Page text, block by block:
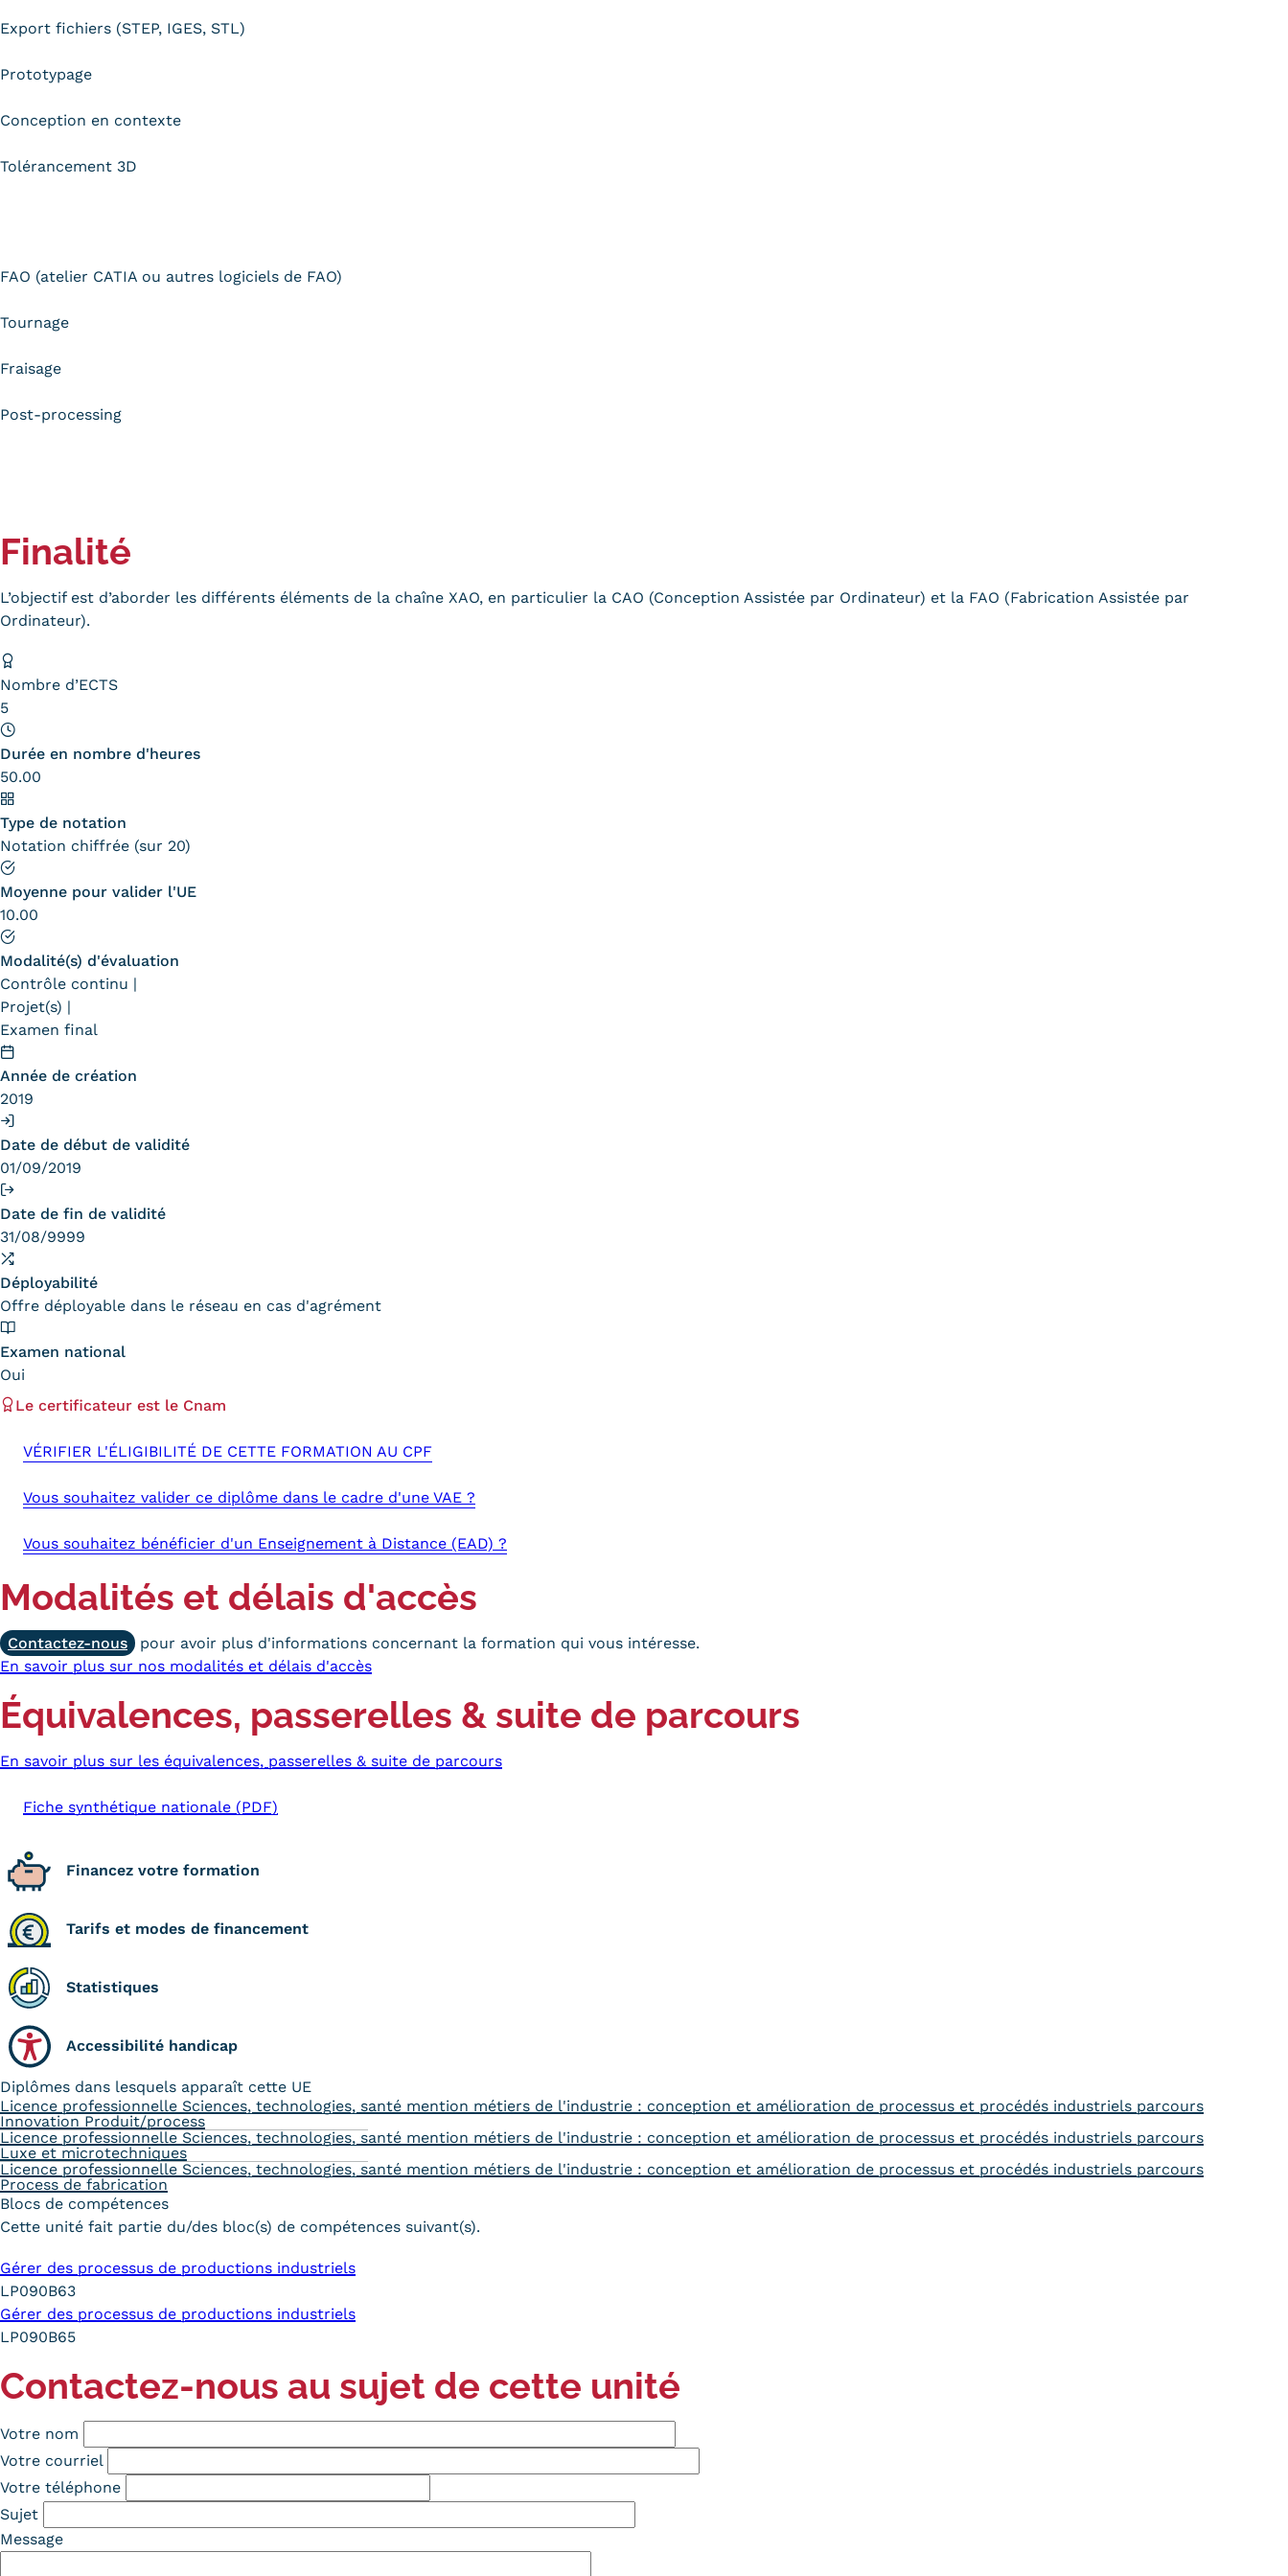
Export fichiers (STEP, IGES, STL)
Prototypage
Conception en contexte
Tolérancement 3D
FAO (atelier CATIA ou autres logiciels de FAO)
Tournage
Fraisage
Post-processing
Finalité
L’objectif est d’aborder les différents éléments de la chaîne XAO, en particulier la CAO (Conception Assistée par Ordinateur) et la FAO (Fabrication Assistée par
Ordinateur).
Nombre d’ECTS
5
Durée en nombre d'heures
50.00
Type de notation
Notation chiffrée (sur 20)
Moyenne pour valider l'UE
10.00
Modalité(s) d'évaluation
Contrôle continu
Projet(s)
Examen final
Année de création
2019
Date de début de validité
01/09/2019
Date de fin de validité
31/08/9999
Déployabilité
Offre déployable dans le réseau en cas d'agrément
Examen national
Oui
Le certificateur est le Cnam
VÉRIFIER L'ÉLIGIBILITÉ DE CETTE FORMATION AU CPF
Vous souhaitez valider ce diplôme dans le cadre d'une VAE ?
Vous souhaitez bénéficier d'un Enseignement à Distance (EAD) ?
Modalités et délais d'accès
Contactez-nous
pour avoir plus d'informations concernant la formation qui vous intéresse.
En savoir plus sur nos modalités et délais d'accès
Équivalences, passerelles & suite de parcours
En savoir plus sur les équivalences, passerelles & suite de parcours
Fiche synthétique nationale (PDF)
Financez votre formation
Tarifs et modes de financement
Statistiques
Accessibilité handicap
Diplômes dans lesquels apparaît cette UE
Licence professionnelle Sciences, technologies, santé mention métiers de l'industrie : conception et amélioration de processus et procédés industriels parcours
Innovation Produit/process
Licence professionnelle Sciences, technologies, santé mention métiers de l'industrie : conception et amélioration de processus et procédés industriels parcours
Luxe et microtechniques
Licence professionnelle Sciences, technologies, santé mention métiers de l'industrie : conception et amélioration de processus et procédés industriels parcours
Process de fabrication
Blocs de compétences
Cette unité fait partie du/des bloc(s) de compétences suivant(s).
Gérer des processus de productions industriels
LP090B63
Gérer des processus de productions industriels
LP090B65
Contactez-nous au sujet de cette unité
Votre nom
Votre courriel
Votre téléphone
Sujet
Message